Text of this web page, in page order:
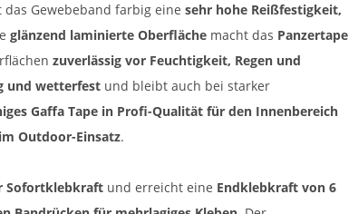
das Gewebeband farbig eine sehr hohe Reißfestigkeit,
glänzend laminierte Oberfläche macht das Panzertape
zuverlässig vor Feuchtigkeit, Regen und
und wetterfest und bleibt auch bei starker
Gaffa Tape in Profi-Qualität für den Innenbereich
Outdoor-Einsatz.
Sofortklebkraft und erreicht eine Endklebkraft von 6